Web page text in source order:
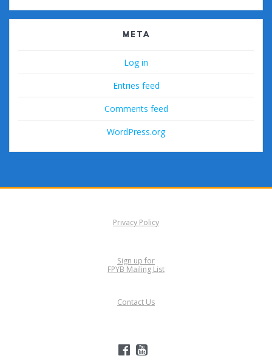
META
Log in
Entries feed
Comments feed
WordPress.org
Privacy Policy
Sign up for
FPYB Mailing List
Contact Us